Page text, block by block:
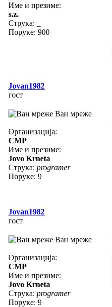
Име и презиме:
s.z.
Струка:
Поруке: 900
Jovan1982
гост
Ван мреже
Организација:
CMP
Име и презиме:
Jovo Krneta
Струка: programer
Поруке: 9
Jovan1982
гост
Ван мреже
Организација:
CMP
Име и презиме:
Jovo Krneta
Струка: programer
Поруке: 9